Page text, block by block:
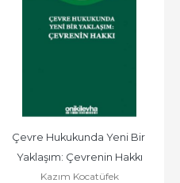
Çevre Hukukunda Yeni Bir
Yaklaşım: Çevrenin Hakkı
Kazım Kocatüfek